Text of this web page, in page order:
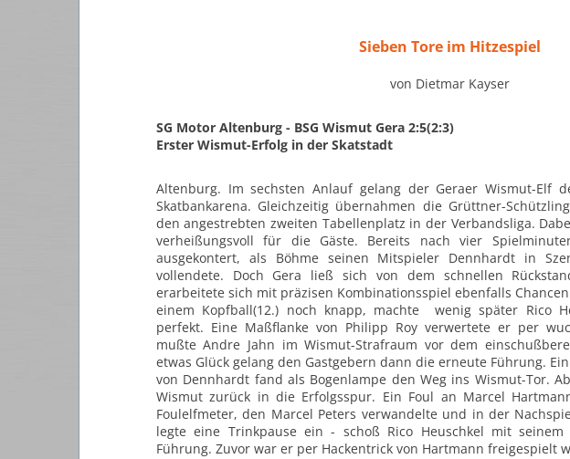
Sieben Tore im Hitzespiel
von Dietmar Kayser
SG Motor Altenburg - BSG Wismut Gera 2:5(2:3)
Erster Wismut-Erfolg in der Skatstadt
Altenburg. Im sechsten Anlauf gelang der Geraer Wismut-Elf
Skatbankarena. Gleichzeitig übernahmen die Grüttner-
den angestrebten zweiten Tabellenplatz in der Verbandsliga.
verheißungsvoll für die Gäste. Bereits nach vier
ausgekontert, als Böhme seinen Mitspieler Dennhardt in
vollendete. Doch Gera ließ sich von dem schnellen
erarbeitete sich mit präzisen Kombinationsspiel ebenfalls
einem Kopfball(12.) noch knapp, machte wenig später Rico
perfekt. Eine Maßflanke von Philipp Roy verwertete er per
mußte Andre Jahn im Wismut-Strafraum vor dem
etwas Glück gelang den Gastgebern dann die erneute Führung.
von Dennhardt fand als Bogenlampe den Weg ins Wismut-Tor.
Wismut zurück in die Erfolgsspur. Ein Foul an Marcel
Foulelfmeter, den Marcel Peters verwandelte und in der
legte eine Trinkpause ein - schoß Rico Heuschkel mit
Führung. Zuvor war er per Hackentrick von Hartmann freigespielt